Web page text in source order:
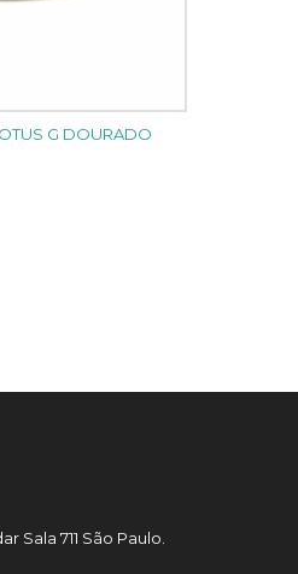
G DOURADO
Sala 711 São Paulo.